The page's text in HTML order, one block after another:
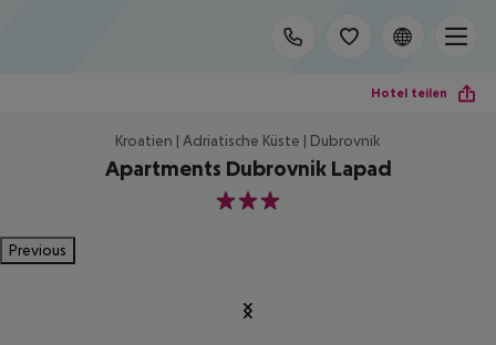
Hotel teilen
Kroatien | Adriatische Küste | Dubrovnik
Apartments Dubrovnik Lapad
3
Previous